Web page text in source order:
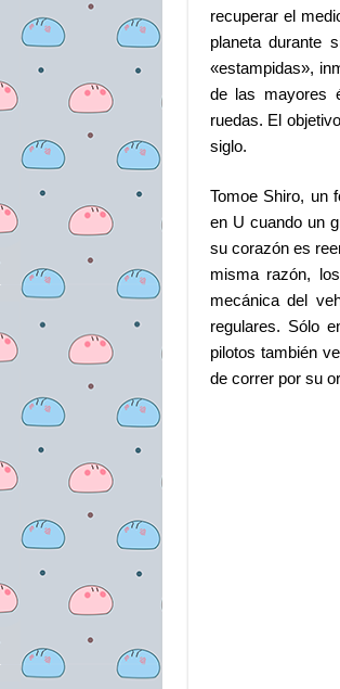
recuperar el
planeta durante
«estampidas»,
de las mayores
ruedas. El
siglo.
Tomoe Shiro, un
en U cuando un
su corazón es
misma razón,
mecánica del
regulares. Sólo
pilotos también
de correr por su